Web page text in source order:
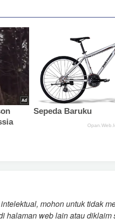
mohon untuk tidak
halaman web lain atau